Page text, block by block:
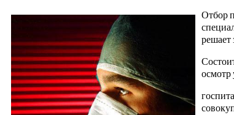
Отбор
решает
осмотр